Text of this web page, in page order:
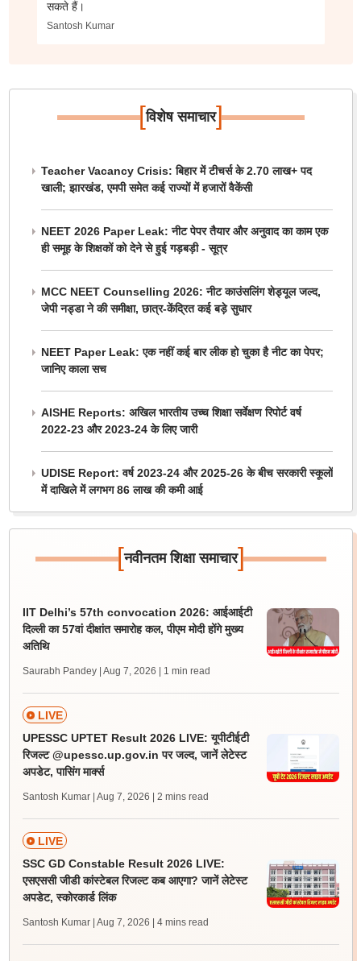
सकते हैं।
Santosh Kumar
[विशेष समाचार]
Teacher Vacancy Crisis: बिहार में टीचर्स के 2.70 लाख+ पद
खाली; झारखंड, एमपी समेत कई राज्यों में हजारों वैकेंसी
NEET 2026 Paper Leak: नीट पेपर तैयार और अनुवाद का काम एक
ही समूह के शिक्षकों को देने से हुई गड़बड़ी - सूत्र
MCC NEET Counselling 2026: नीट काउंसलिंग शेड्यूल जल्द,
जेपी नड्डा ने की समीक्षा, छात्र-केंद्रित कई बड़े सुधार
NEET Paper Leak: एक नहीं कई बार लीक हो चुका है नीट का पेपर;
जानिए काला सच
AISHE Reports: अखिल भारतीय उच्च शिक्षा सर्वेक्षण रिपोर्ट वर्ष
2022-23 और 2023-24 के लिए जारी
UDISE Report: वर्ष 2023-24 और 2025-26 के बीच सरकारी स्कूलों
में दाखिले में लगभग 86 लाख की कमी आई
[नवीनतम शिक्षा समाचार]
IIT Delhi’s 57th convocation 2026: आईआईटी
दिल्ली का 57वां दीक्षांत समारोह कल, पीएम मोदी होंगे मुख्य
अतिथि
Saurabh Pandey | Aug 7, 2026 | 1 min read
LIVE
UPESSC UPTET Result 2026 LIVE: यूपीटीईटी
रिजल्ट @upessc.up.gov.in पर जल्द, जानें लेटेस्ट
अपडेट, पासिंग मार्क्स
Santosh Kumar | Aug 7, 2026 | 2 mins read
LIVE
SSC GD Constable Result 2026 LIVE:
एसएससी जीडी कांस्टेबल रिजल्ट कब आएगा? जानें लेटेस्ट
अपडेट, स्कोरकार्ड लिंक
Santosh Kumar | Aug 7, 2026 | 4 mins read